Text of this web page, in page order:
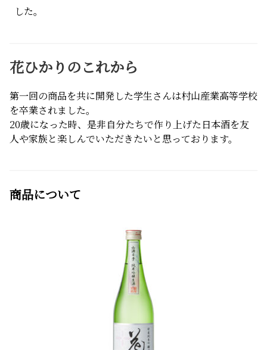
した。
花ひかりのこれから
第一回の商品を共に開発した学生さんは村山産業高等学校
を卒業されました。
20歳になった時、是非自分たちで作り上げた日本酒を友
人や家族と楽しんでいただきたいと思っております。
商品について